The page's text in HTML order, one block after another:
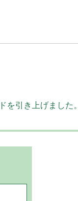
を引き上げました。